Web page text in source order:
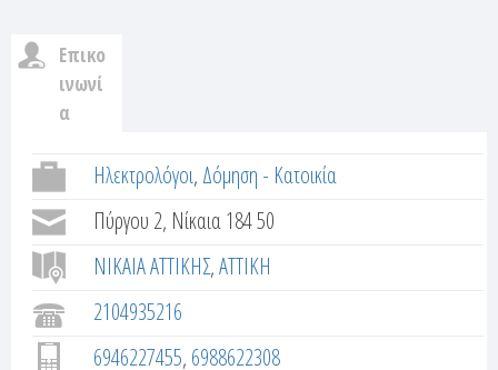
m
Επικο
ινωνί
α
ε
ν
ε
ρ
γ
ή
κ
Ηλεκτρολόγοι Δόμηση - Κατοικία
Πύργου 2, Νίκαια 184 50
ΝΙΚΑΙΑ ΑΤΤΙΚΗΣ ΑΤΤΙΚΗ
2104935216
6946227455 6988622308